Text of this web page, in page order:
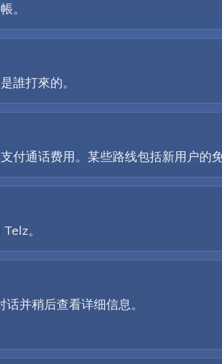
。
誰打來的。
通话费用。某些路线包括新用户的免
。
并稍后查看详细信息。